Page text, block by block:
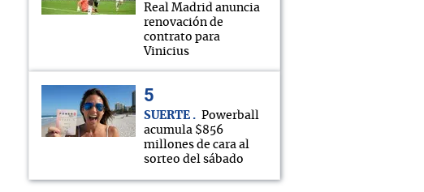
Real Madrid anuncia
renovación de
contrato para
Vinicius
SUERTE
Powerball
acumula $856
millones de cara al
sorteo del sábado